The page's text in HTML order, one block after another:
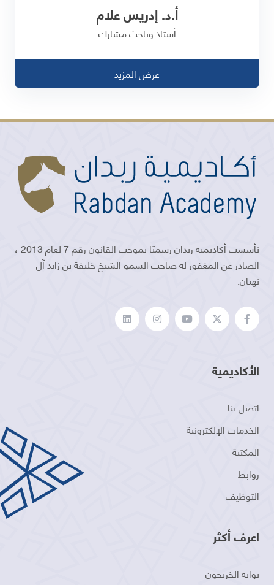
أ.د. إدريس علام
أستاذ وباحث مشارك
عرض المزيد
تأسست أكاديمية ربدان رسميًا بموجب القانون رقم 7 لعام 2013 ،
الصادر عن المغفور له صاحب السمو الشيخ خليفة بن زايد آل
نهيان.
الأكاديمية
اتصل بنا
الخدمات الإلكترونية
المكتبة
روابط
التوظيف
اعرف أكثر
بوابة الخريجون